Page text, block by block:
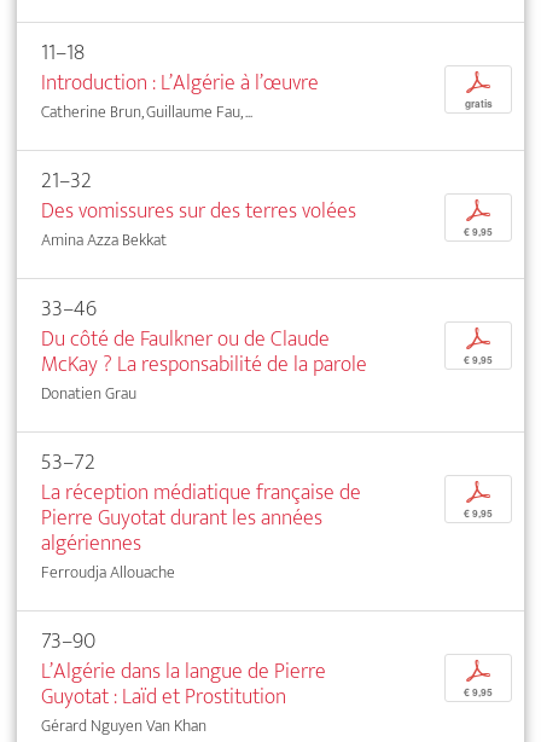
11–18
Introduction : L’Algérie à l’œuvre
Catherine Brun, Guillaume Fau, ...
p
gratis
21–32
Des vomissures sur des terres volées
Amina Azza Bekkat
p
€ 9,95
33–46
Du côté de Faulkner ou de Claude
McKay ? La responsabilité de la parole
Donatien Grau
p
€ 9,95
53–72
La réception médiatique française de
Pierre Guyotat durant les années
algériennes
Ferroudja Allouache
p
€ 9,95
73–90
L’Algérie dans la langue de Pierre
Guyotat : Laïd et Prostitution
Gérard Nguyen Van Khan
p
€ 9,95